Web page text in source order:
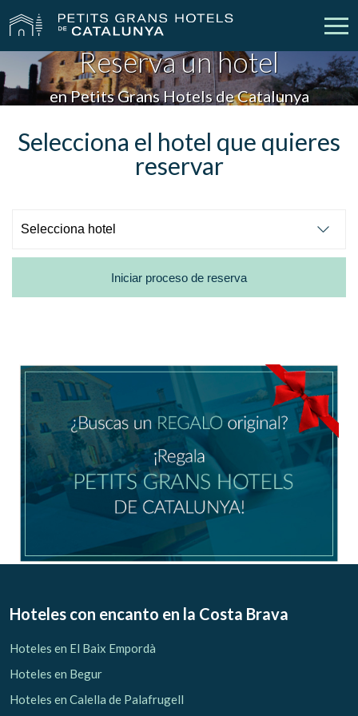
Nuestros Hoteles Escapadas
Bodas Empresas
Cheques Regalo Descubre Catalunya
Ubicación/nombre del hotel
CA ES EN
Reserva un hotel
en Petits Grans Hotels de Catalunya
Selecciona el hotel que quieres
reservar
Iniciar proceso de reserva
Hoteles con encanto en la Costa Brava
Hoteles en El Baix Empordà
Hoteles en Begur
Hoteles en Calella de Palafrugell
Modificar cookies
Si continua navegando, supone la aceptación de la
de configurar su navegador pudiendo, si así lo desea,
deberá tener en cuenta que dicha acción podrá ocasionar